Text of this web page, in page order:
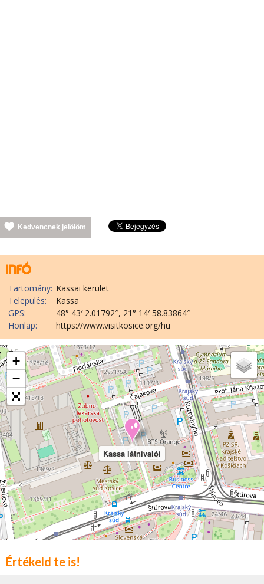
Kedvencnek jelölöm
Tartomány: Kassai kerület
Település:
Kassa
GPS:
48° 43′ 2.01792″, 21° 14′ 58.83864″
Honlap:
https://www.visitkosice.org/hu
Kassa látnivalói
+
−
Értékeld te is!